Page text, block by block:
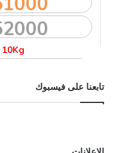
تابعنا على فيسبوك